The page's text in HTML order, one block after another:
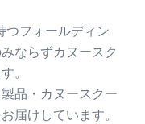
つフォールディン
ならずカヌースク
。
品・カヌースクー
届けしています。